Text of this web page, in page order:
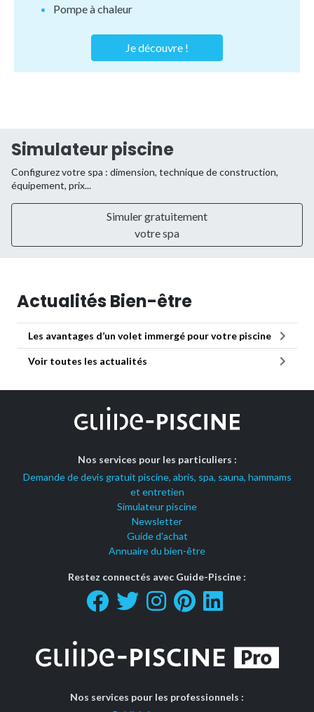
Pompe à chaleur
Je découvre !
Simulateur piscine
Configurez votre spa : dimension, technique de construction,
équipement, prix...
Simuler gratuitement
votre spa
Actualités Bien-être
Les avantages d’un volet immergé pour votre piscine
Voir toutes les actualités
Nos services pour les particuliers :
Demande de devis gratuit piscine, abris, spa, sauna, hammams
et entretien
Simulateur piscine
Newsletter
Guide d'achat
Annuaire du bien-être
Restez connectés avec Guide-Piscine :
Nos services pour les professionnels :